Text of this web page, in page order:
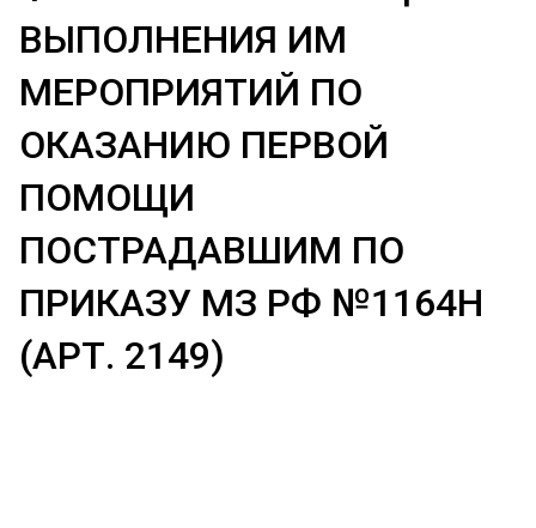
ВЫПОЛНЕНИЯ ИМ
МЕРОПРИЯТИЙ ПО
ОКАЗАНИЮ ПЕРВОЙ
ПОМОЩИ
ПОСТРАДАВШИМ ПО
ПРИКАЗУ МЗ РФ №1164Н
(АРТ. 2149)